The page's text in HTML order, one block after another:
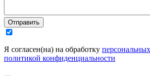
Отправить
Я согласен(на) на обработку
политикой конфиденциальности